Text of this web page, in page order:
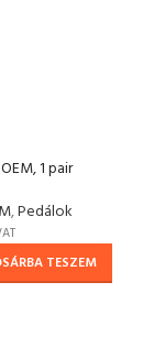
1 pair
,Pedálok
TESZEM